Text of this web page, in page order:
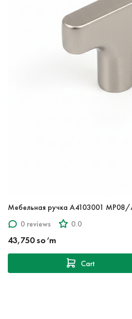
Мебельная ручка A4103001
0 reviews
0.0
43,750 so‘m
Cart